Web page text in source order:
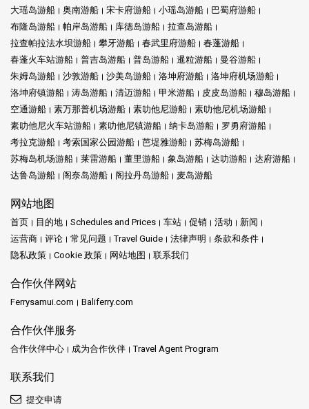
大瑶岛游船
奥南游船 宋卡府游船 小瑶岛游船
巴蜀府游船
布隆岛游船
帕岸岛游船 库德岛游船
拉查岛游船
拉查帕拉法水坝游船
攀牙游船 春武里府游船
春蓬游船
春蓬火车站游船
普吉岛游船 普岛游船 暹粒游船
曼谷游船
朱姆岛游船
沙敦游船 沙美岛游船 洛坤府游船
洛坤府机场游船
洛坤府镇游船
涛岛游船 清迈游船 甲米游船 皮皮岛游船
穆岛游船
空通游船
素万那普机场游船 素叻他尼游船
素叻他尼机场游船
素叻他尼火车站游船
素叻他尼镇游船 纳卡岛游船
罗勇府游船
考拉克游船
考索国家公园游船 芭堤雅游船
苏梅岛游船
苏梅岛机场游船
莱雷游船 董里游船 象岛游船 达叻游船
达府游船
达鲁岛游船
阁奈岛游船 阁拉丹岛游船 麦岛游船
网站地图
首页 目的地 Schedules and Prices 车站 促销 活动
新闻
运营商
评论 常见问题 Travel Guide 法律声明
条款和条件
隐私政策
Cookie 政策 网站地图 联系我们
合作伙伴网站
Ferrysamui.com Baliferry.com
合作伙伴服务
合作伙伴中心 成为合作伙伴 Travel Agent Program
联系我们
提交申请